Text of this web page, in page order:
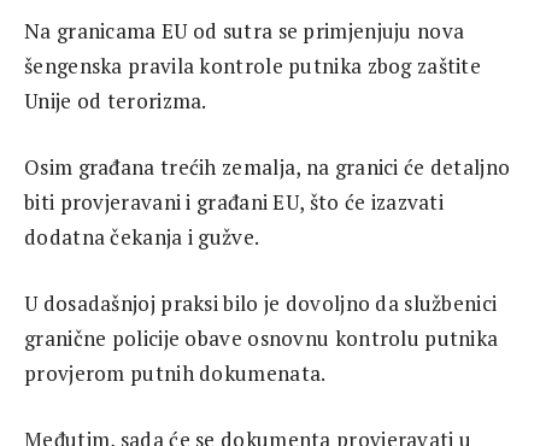
Na granicama EU od sutra se primjenjuju nova
šengenska pravila kontrole putnika zbog zaštite
Unije od terorizma.
Osim građana trećih zemalja, na granici će detaljno
biti provjeravani i građani EU, što će izazvati
dodatna čekanja i gužve.
U dosadašnjoj praksi bilo je dovoljno da službenici
granične policije obave osnovnu kontrolu putnika
provjerom putnih dokumenata.
Međutim, sada će se dokumenta provjeravati u